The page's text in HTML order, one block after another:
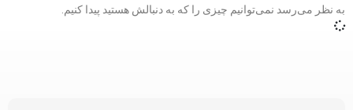
به نظر می‌رسد نمی‌توانیم چیزی را که به دنبالش هستید پیدا کنیم.